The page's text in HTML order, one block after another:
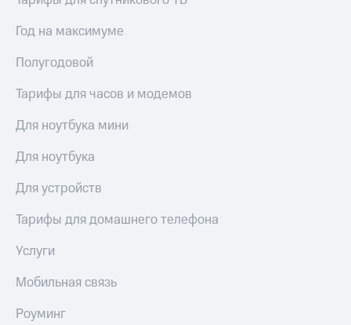
и не
Безопасность
и родителям
Здоровье
от МТС
Приложения
Live
Гудок
Мой
приложения
Инвестиции
Получайте
онлайн
Страхование
онлайн
Год на максимуме
Полугодовой
Тарифы для часов и модемов
Для ноутбука мини
Для ноутбука
Для устройств
Тарифы для домашнего телефона
Услуги
Мобильная связь
Роуминг